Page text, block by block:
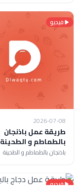
فيديو
2026-07-08
طريقة عمل باذنجان
بالطماطم و الطحينة
باذنجان بالطماطم و الطحينة
فيديو